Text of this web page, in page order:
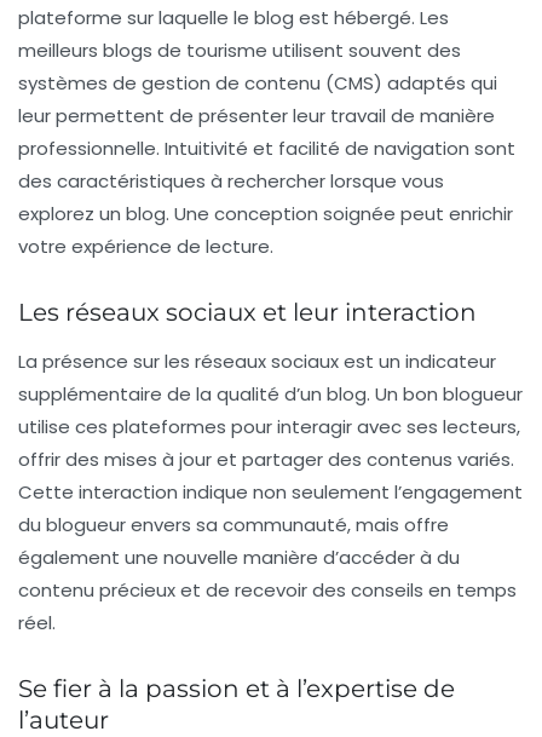
plateforme sur laquelle le blog est hébergé. Les
meilleurs blogs de tourisme utilisent souvent des
systèmes de gestion de contenu (CMS) adaptés qui
leur permettent de présenter leur travail de manière
professionnelle. Intuitivité et facilité de navigation sont
des caractéristiques à rechercher lorsque vous
explorez un blog. Une conception soignée peut enrichir
votre expérience de lecture.
Les réseaux sociaux et leur interaction
La présence sur les réseaux sociauxest un indicateur
supplémentaire de la qualité d’un blog. Un bon blogueur
utilise ces plateformes pour interagir avec ses lecteurs,
offrir des mises à jour et partager des contenus variés.
Cette interaction indique non seulement l’engagement
du blogueur envers sa communauté, mais offre
également une nouvelle manière d’accéder à du
contenu précieux et de recevoir des conseils en temps
réel.
Se fier à la passion et à l’expertise de
l’auteur